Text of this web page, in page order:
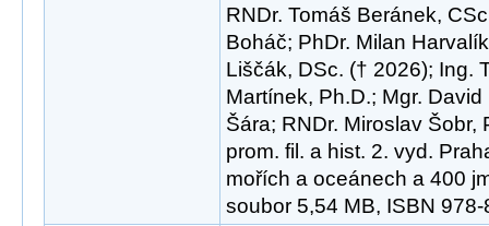
RNDr. Tomáš Beránek,
Boháč; PhDr. Milan
Liščák, DSc. († 2026); Ing.
Martínek, Ph.D.; Mgr.
Šára; RNDr. Miroslav Šobr,
prom. fil. a hist. 2. vyd.
mořích a oceánech a 400
soubor 5,54 MB, ISBN